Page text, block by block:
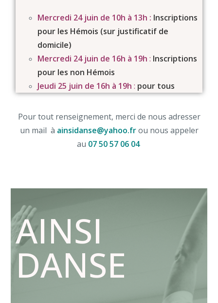
Mercredi 24 juin de 10h à 13h : Inscriptions
pour les Hémois (sur justificatif de
domicile)
Mercredi 24 juin de 16h à 19h : Inscriptions
pour les non Hémois
Jeudi 25 juin de 16h à 19h : pour tous
Pour tout renseignement, merci de nous adresser
un mail à ainsidanse@yahoo.fr ou nous appeler
au 07 50 57 06 04
AINSI
DANSE